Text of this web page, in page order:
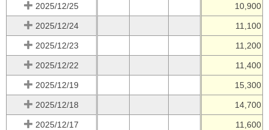
2025/12/25 10,900
2025/12/24 11,100
2025/12/23 11,200
2025/12/22 11,400
2025/12/19 15,300
2025/12/18 14,700
2025/12/17 11,600